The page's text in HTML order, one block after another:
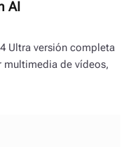
AI
Ultra versión completa
multimedia de vídeos,